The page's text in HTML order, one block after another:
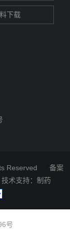
下载
Reserved 备案
支持： 制药
号